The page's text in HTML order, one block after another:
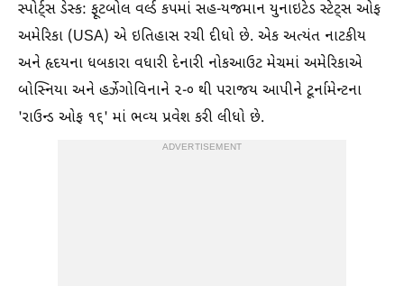
સ્પોર્ટ્સ ડેસ્ક: ફૂટબોલ વર્લ્ડ કપમાં સહ-યજમાન યુનાઇટેડ સ્ટેટ્સ ઓફ
અમેરિકા (USA) એ ઇતિહાસ રચી દીધો છે. એક અત્યંત નાટકીય
અને હૃદયના ધબકારા વધારી દેનારી નોકઆઉટ મેચમાં અમેરિકાએ
બોસ્નિયા અને હર્ઝેગોવિનાને ૨-૦ થી પરાજય આપીને ટૂર્નામેન્ટના
'રાઉન્ડ ઓફ ૧૬' માં ભવ્ય પ્રવેશ કરી લીધો છે.
ADVERTISEMENT